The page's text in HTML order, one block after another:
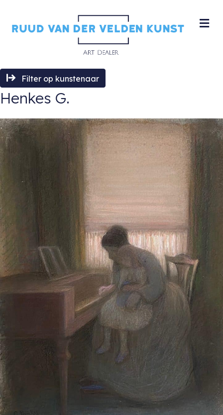
Filter op kunstenaar
Henkes G.